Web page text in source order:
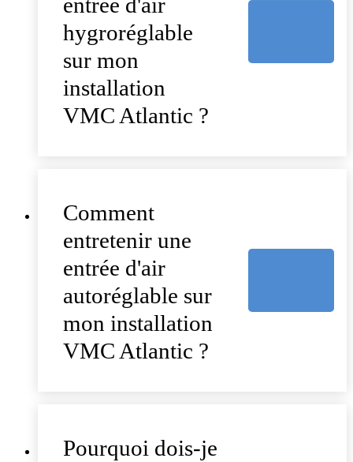
entrée d'air
hygroréglable
sur mon
installation
VMC Atlantic ?
Comment
entretenir une
entrée d'air
autoréglable sur
mon installation
VMC Atlantic ?
Pourquoi dois-je